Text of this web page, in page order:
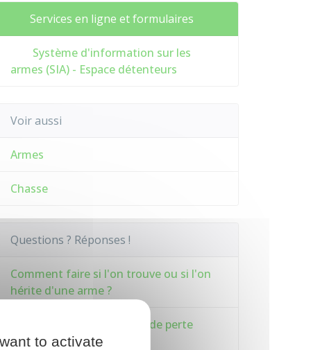
Services en ligne et formulaires
Système d'information sur les
armes (SIA) - Espace détenteurs
Voir aussi
Armes
Chasse
Questions ? Réponses !
Comment faire si l'on trouve ou si l'on
hérite d'une arme ?
Que faire en cas de vol ou de perte
d'une arme ?
to activate